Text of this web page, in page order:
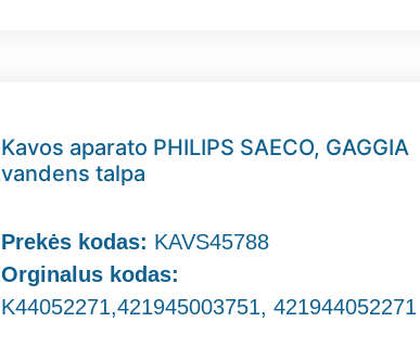
Kavos aparato PHILIPS SAECO, GAGGIA
vandens talpa
Prekės kodas: KAVS45788
Orginalus kodas:
K44052271,421945003751, 421944052271